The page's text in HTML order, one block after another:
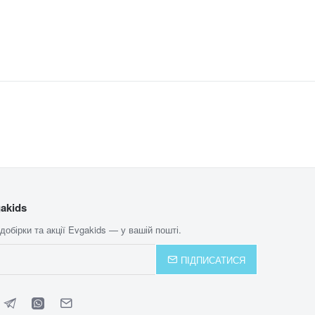
добірки та акції Evgakids — у вашій пошті.
ПІДПИСАТИСЯ